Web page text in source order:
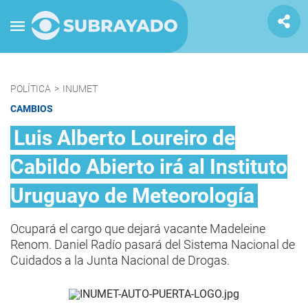
POLÍTICA > INUMET
CAMBIOS
Luis Alberto Loureiro de
Cabildo Abierto irá al Instituto
Uruguayo de Meteorología
Ocupará el cargo que dejará vacante Madeleine
Renom. Daniel Radío pasará del Sistema Nacional de
Cuidados a la Junta Nacional de Drogas.